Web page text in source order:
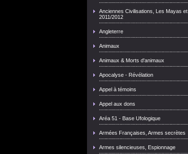
Anciennes Civilisations, Les Mayas et
2011/2012
Angleterre
Animaux
Animaux & Morts d'animaux
Apocalyse - Révélation
Appel à témoins
Appel aux dons
Aréa 51 - Base Ufologique
Armées Françaises, Armes secrètes
Armes silencieuses, Espionnage